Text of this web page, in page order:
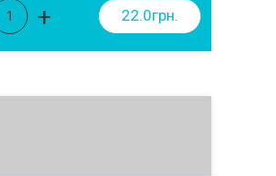
22.0грн.
+